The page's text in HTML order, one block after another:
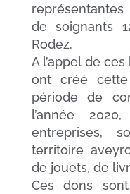
de soignants
Rodez.
A l’appel de
ont créé cette
période de
l’année
entreprises,
territoire
de jouets, de
Ces dons